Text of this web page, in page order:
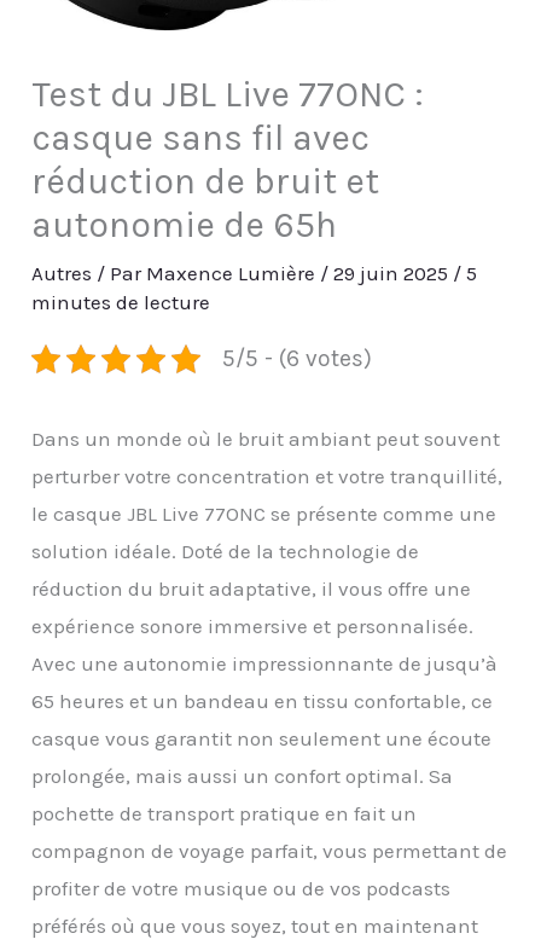
Test du JBL Live 77ONC :
casque sans fil avec
réduction de bruit et
autonomie de 65h
Autres / Par Maxence Lumière /29 juin 2025 /5
minutes de lecture
5/5 - (6 votes)
Dans un monde où le bruit ambiant peut souvent
perturber votre concentration et votre tranquillité,
le casque JBL Live 77ONC se présente comme une
solution idéale. Doté de la technologie de
réduction du bruit adaptative, il vous offre une
expérience sonore immersive et personnalisée.
Avec une autonomie impressionnante de jusqu’à
65 heures et un bandeau en tissu confortable, ce
casque vous garantit non seulement une écoute
prolongée, mais aussi un confort optimal. Sa
pochette de transport pratique en fait un
compagnon de voyage parfait, vous permettant de
profiter de votre musique ou de vos podcasts
préférés où que vous soyez, tout en maintenant